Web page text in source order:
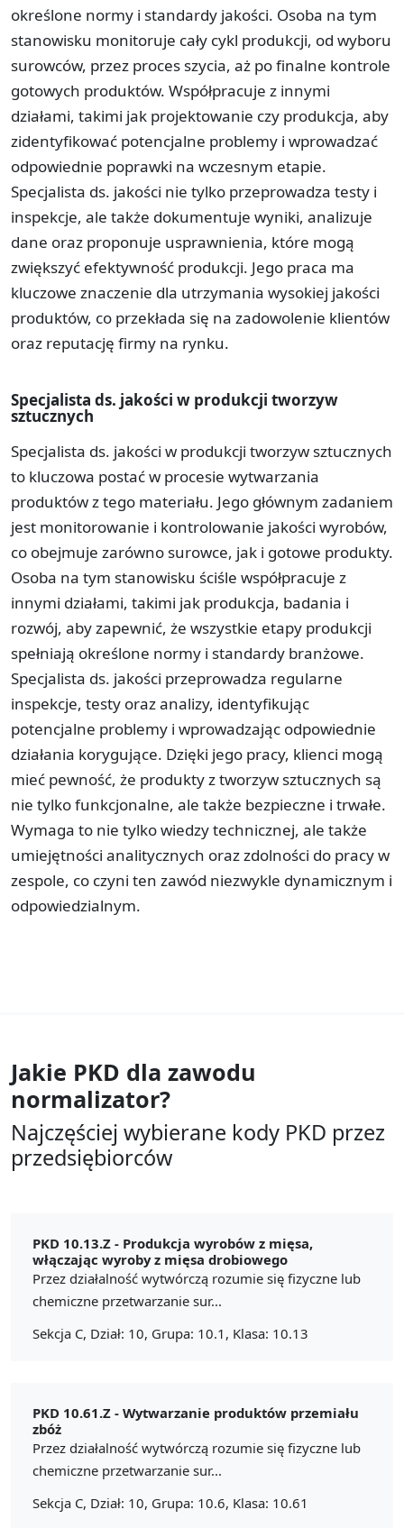
określone normy i standardy jakości. Osoba na tym
stanowisku monitoruje cały cykl produkcji, od wyboru
surowców, przez proces szycia, aż po finalne kontrole
gotowych produktów. Współpracuje z innymi
działami, takimi jak projektowanie czy produkcja, aby
zidentyfikować potencjalne problemy i wprowadzać
odpowiednie poprawki na wczesnym etapie.
Specjalista ds. jakości nie tylko przeprowadza testy i
inspekcje, ale także dokumentuje wyniki, analizuje
dane oraz proponuje usprawnienia, które mogą
zwiększyć efektywność produkcji. Jego praca ma
kluczowe znaczenie dla utrzymania wysokiej jakości
produktów, co przekłada się na zadowolenie klientów
oraz reputację firmy na rynku.
Specjalista ds. jakości w produkcji tworzyw
sztucznych
Specjalista ds. jakości w produkcji tworzyw sztucznych
to kluczowa postać w procesie wytwarzania
produktów z tego materiału. Jego głównym zadaniem
jest monitorowanie i kontrolowanie jakości wyrobów,
co obejmuje zarówno surowce, jak i gotowe produkty.
Osoba na tym stanowisku ściśle współpracuje z
innymi działami, takimi jak produkcja, badania i
rozwój, aby zapewnić, że wszystkie etapy produkcji
spełniają określone normy i standardy branżowe.
Specjalista ds. jakości przeprowadza regularne
inspekcje, testy oraz analizy, identyfikując
potencjalne problemy i wprowadzając odpowiednie
działania korygujące. Dzięki jego pracy, klienci mogą
mieć pewność, że produkty z tworzyw sztucznych są
nie tylko funkcjonalne, ale także bezpieczne i trwałe.
Wymaga to nie tylko wiedzy technicznej, ale także
umiejętności analitycznych oraz zdolności do pracy w
zespole, co czyni ten zawód niezwykle dynamicznym i
odpowiedzialnym.
Jakie PKD dla zawodu
normalizator?
Najczęściej wybierane kody PKD przez
przedsiębiorców
PKD 10.13.Z - Produkcja wyrobów z mięsa,
włączając wyroby z mięsa drobiowego
Przez działalność wytwórczą rozumie się fizyczne lub
chemiczne przetwarzanie sur...
Sekcja C, Dział: 10, Grupa: 10.1, Klasa: 10.13
PKD 10.61.Z - Wytwarzanie produktów przemiału
zbóż
Przez działalność wytwórczą rozumie się fizyczne lub
chemiczne przetwarzanie sur...
Sekcja C, Dział: 10, Grupa: 10.6, Klasa: 10.61